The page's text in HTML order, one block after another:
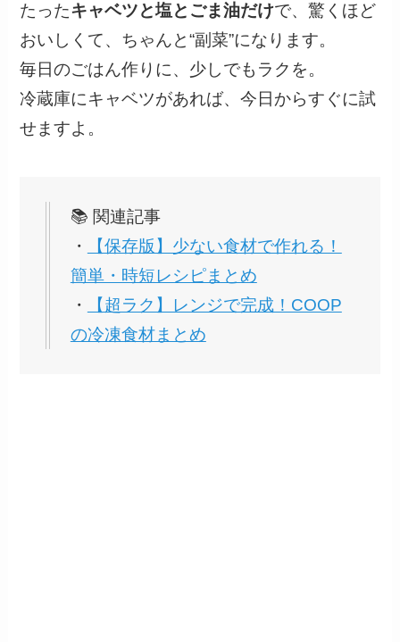
たったキャベツと塩とごま油だけで、驚くほど
おいしくて、ちゃんと“副菜”になります。
毎日のごはん作りに、少しでもラクを。
冷蔵庫にキャベツがあれば、今日からすぐに試
せますよ。
📚 関連記事
・
【保存版】少ない食材で作れる！
簡単・時短レシピまとめ
・
【超ラク】レンジで完成！COOP
の冷凍食材まとめ